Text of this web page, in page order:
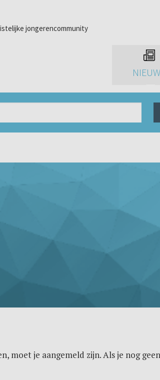
jongerencommunity
moet je aangemeld zijn. Als je nog